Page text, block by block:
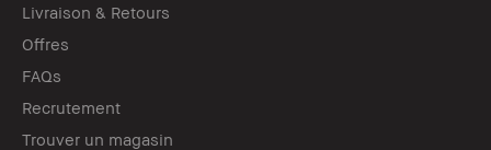
Livraison & Retours
Offres
FAQs
Recrutement
Trouver un magasin